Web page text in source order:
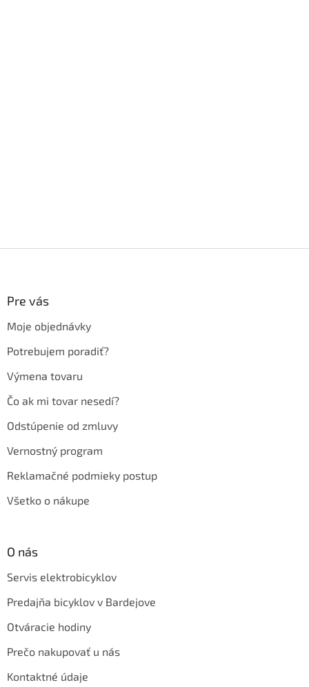
Pre vás
Moje objednávky
Potrebujem poradiť?
Výmena tovaru
Čo ak mi tovar nesedí?
Odstúpenie od zmluvy
Vernostný program
Reklamačné podmieky postup
Všetko o nákupe
O nás
Servis elektrobicyklov
Predajňa bicyklov v Bardejove
Otváracie hodiny
Prečo nakupovať u nás
Kontaktné údaje